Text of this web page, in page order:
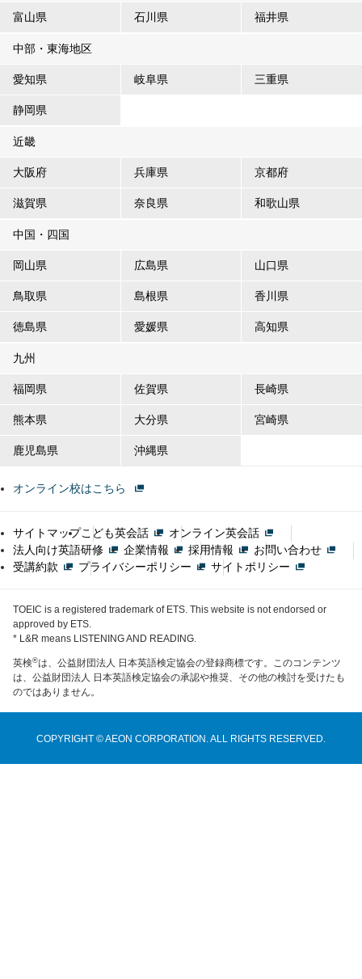
富山県 石川県 福井県
中部・東海地区
愛知県 岐阜県 三重県
静岡県
近畿
大阪府 兵庫県 京都府
滋賀県 奈良県 和歌山県
中国・四国
岡山県 広島県 山口県
鳥取県 島根県 香川県
徳島県 愛媛県 高知県
九州
福岡県 佐賀県 長崎県
熊本県 大分県 宮崎県
鹿児島県 沖縄県
オンライン校はこちら
サイトマップこども英会話
オンライン英会話
法人向け英語研修
企業情報 採用情報
お問い合わせ
受講約款
プライバシーポリシー サイトポリシー
TOEIC is a registered trademark of ETS. This website is not endorsed or
approved by ETS.
* L&R means LISTENING AND READING.
英検®は、公益財団法人 日本英語検定協会の登録商標です。このコンテンツ
は、公益財団法人 日本英語検定協会の承認や推奨、その他の検討を受けたも
のではありません。
COPYRIGHT © AEON CORPORATION. ALL RIGHTS RESERVED.